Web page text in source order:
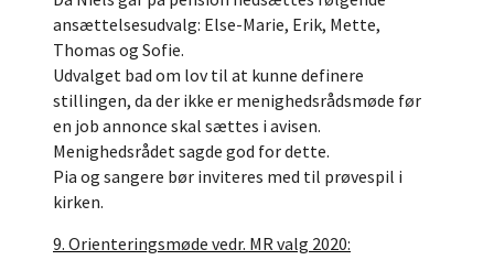
ansættelsesudvalg: Else-Marie, Erik, Mette,
Thomas og Sofie.
Udvalget bad om lov til at kunne definere
stillingen, da der ikke er menighedsrådsmøde før
en job annonce skal sættes i avisen.
Menighedsrådet sagde god for dette.
Pia og sangere bør inviteres med til prøvespil i
kirken.
9. Orienteringsmøde vedr. MR valg 2020: